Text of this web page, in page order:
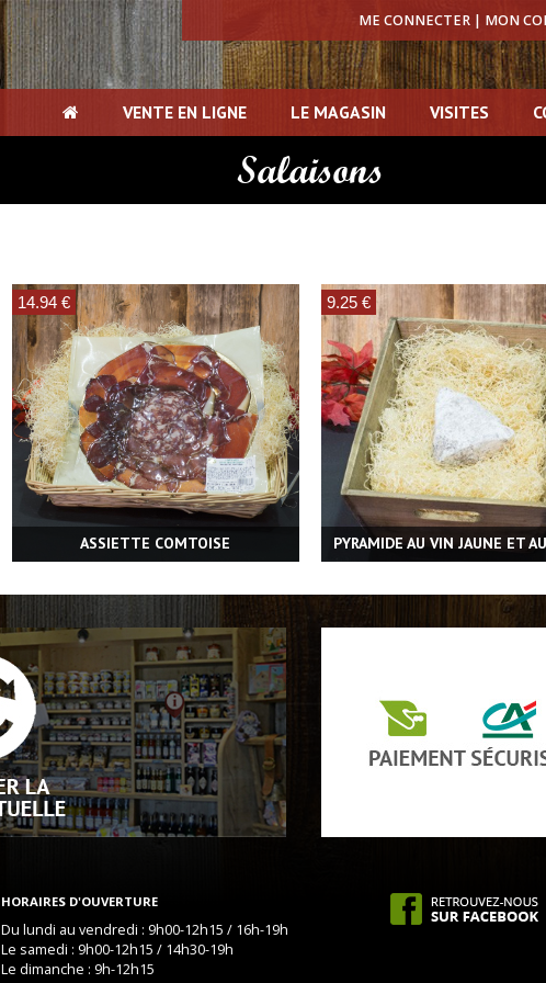
ME CONNECTER | MON
VENTE EN LIGNE LE MAGASIN VISITES
Salaisons
14.94 €
ASSIETTE COMTOISE
9.25 €
PYRAMIDE AU VIN JAUNE ET
HORAIRES D'OUVERTURE
Du lundi au vendredi : 9h00-12h15 / 16h-19h
Le samedi : 9h00-12h15 / 14h30-19h
Le dimanche : 9h-12h15